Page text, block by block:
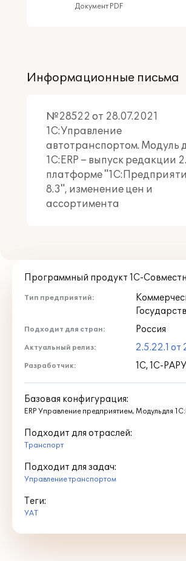
Документ PDF
Информационные письма
№28522 от 28.07.2021
1С:Управление
автотранспортом. Модуль
1С:ERP – выпуск редакции
платформе
8.3", изменение цен и
ассортимента
Программный продукт 1С-
Тип предприятий:
Подходит для стран: Россия
Актуальный релиз: 2.5.22.1 от
Разработчик: 1С, 1С-
Базовая конфигурация:
ERP Управление предприятием, Модуль для
Подходит для отраслей:
Транспорт
Подходит для задач:
Управление транспортом
Теги:
УАТ